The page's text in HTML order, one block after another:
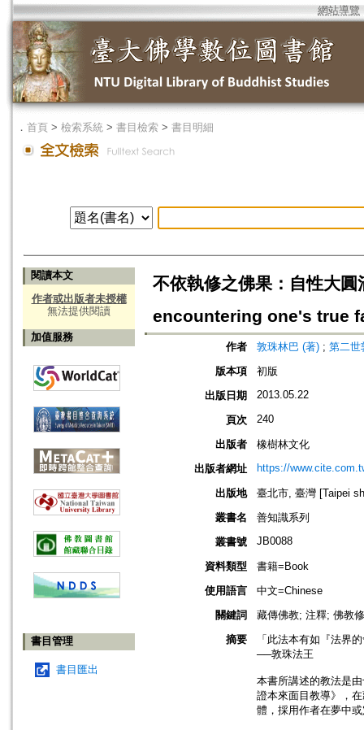
網站導覽
． 首頁 > 檢索系統 > 書目檢索 > 書目明細
閱讀本文
作者或出版者未授權
無法提供閱讀
加值服務
書目管理
書目匯出
不依執修之佛果：自性大
encountering one's true
作者 敦珠林巴 (著) ; 第二世
版本項
初版
出版日期
2013.05.22
頁次 240
出版者
橡樹林文化
出版者網址
https://
出版地
臺北市, 臺灣 [Taipei
叢書名
善知識系列
叢書號
JB0088
資料類型
書籍=Book
使用語言
中文=Chinese
關鍵詞
藏傳佛教; 注釋; 佛教
摘要
「此法本有如『法界
──敦珠法王
本書所講述的教法是
證本來面目教導》，
體，採用作者在夢中